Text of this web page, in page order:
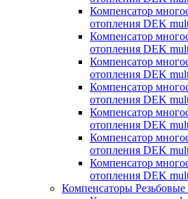
Компенсатор
отопления DEK
Компенсатор
отопления DEK
Компенсатор
отопления DEK
Компенсатор
отопления DEK
Компенсатор
отопления DEK
Компенсатор
отопления DEK
Компенсатор
отопления DEK
Компенсаторы